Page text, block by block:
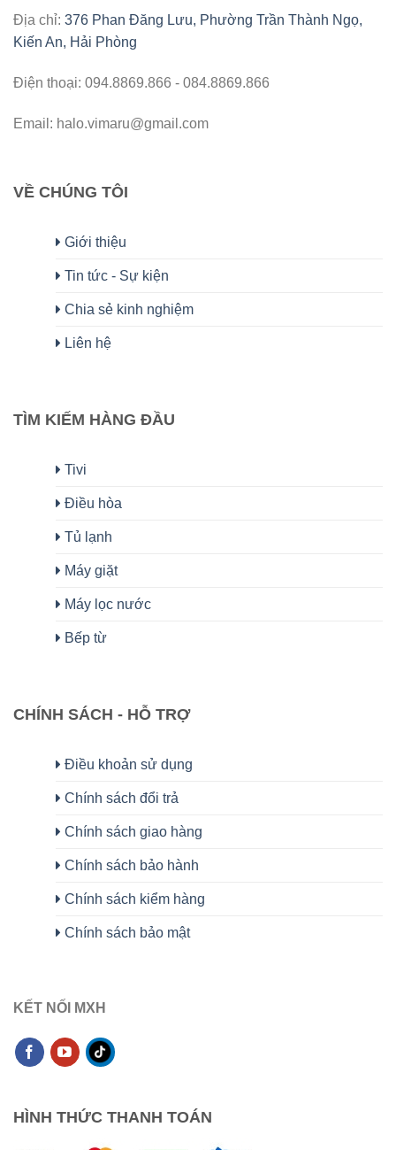
Địa chỉ: 376 Phan Đăng Lưu, Phường Trần Thành Ngọ,
Kiến An, Hải Phòng
Điện thoại: 094.8869.866 - 084.8869.866
Email: halo.vimaru@gmail.com
VỀ CHÚNG TÔI
Giới thiệu
Tin tức - Sự kiện
Chia sẻ kinh nghiệm
Liên hệ
TÌM KIẾM HÀNG ĐẦU
Tivi
Điều hòa
Tủ lạnh
Máy giặt
Máy lọc nước
Bếp từ
CHÍNH SÁCH - HỖ TRỢ
Điều khoản sử dụng
Chính sách đổi trả
Chính sách giao hàng
Chính sách bảo hành
Chính sách kiểm hàng
Chính sách bảo mật
KẾT NỐI MXH
HÌNH THỨC THANH TOÁN